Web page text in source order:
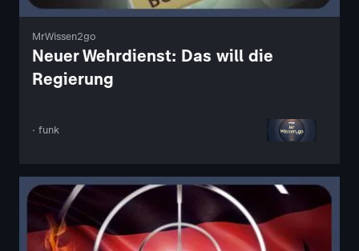
MrWissen2go
Neuer Wehrdienst: Das will die
Regierung
· funk